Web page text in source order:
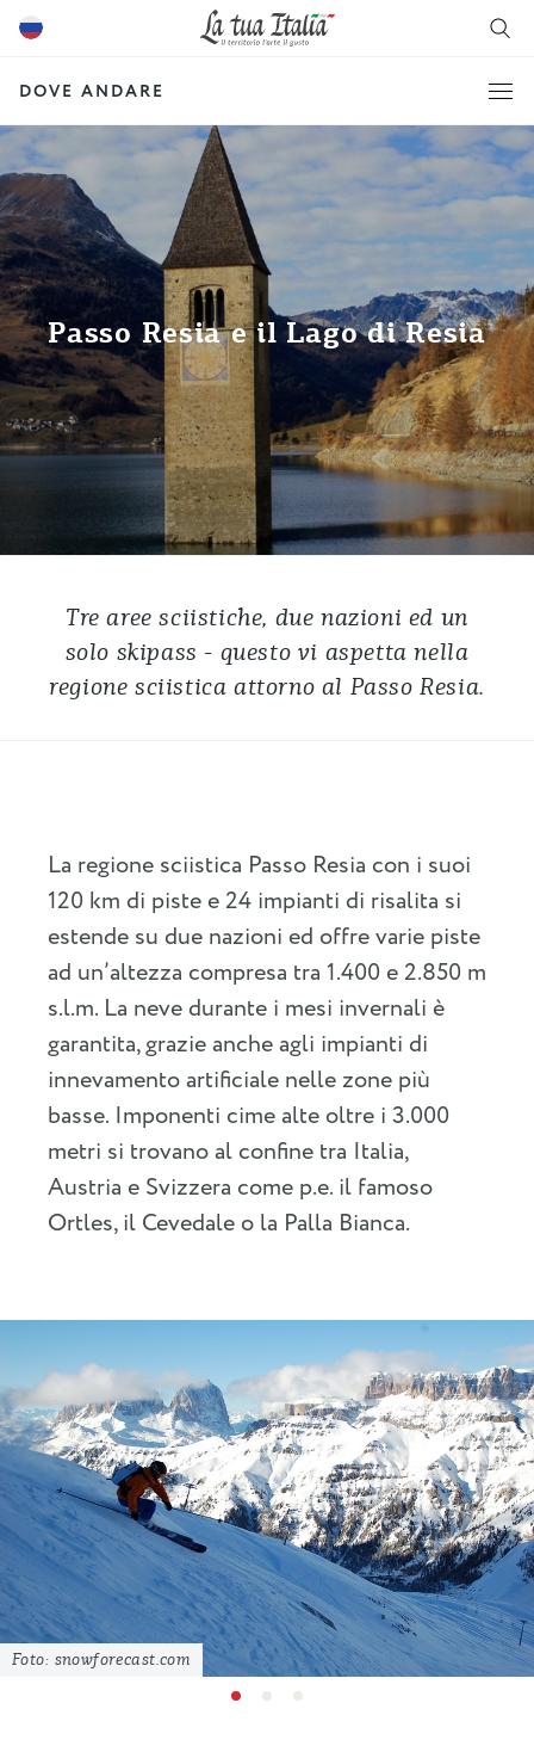
DOVE ANDARE
Passo Resia e il Lago di Resia
Tre aree sciistiche, due nazioni ed un
solo skipass - questo vi aspetta nella
regione sciistica attorno al Passo Resia.
La regione sciistica Passo Resia con i suoi
120 km di piste e 24 impianti di risalita si
estende su due nazioni ed offre varie piste
ad un’altezza compresa tra 1.400 e 2.850 m
s.l.m. La neve durante i mesi invernali è
garantita, grazie anche agli impianti di
innevamento artificiale nelle zone più
basse. Imponenti cime alte oltre i 3.000
metri si trovano al confine tra Italia,
Austria e Svizzera come p.e. il famoso
Ortles, il Cevedale o la Palla Bianca.
Foto: snowforecast.com